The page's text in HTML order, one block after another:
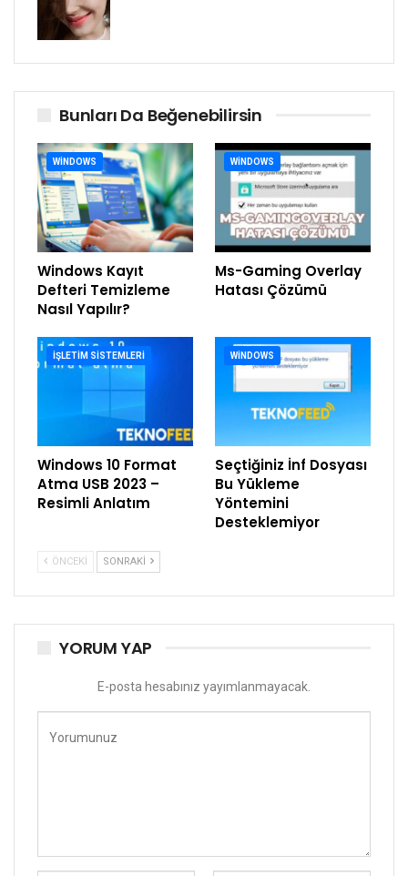
Bunları Da Beğenebilirsin
WINDOWS
Windows Kayıt
Defteri Temizleme
Nasıl Yapılır?
WINDOWS
Ms-Gaming Overlay
Hatası Çözümü
İŞLETIM SISTEMLERI
Windows 10 Format
Atma USB 2023 –
Resimli Anlatım
WINDOWS
Seçtiğiniz İnf Dosyası
Bu Yükleme
Yöntemini
Desteklemiyor
ÖNCEKI SONRAKI
YORUM YAP
E-posta hesabınız yayımlanmayacak.